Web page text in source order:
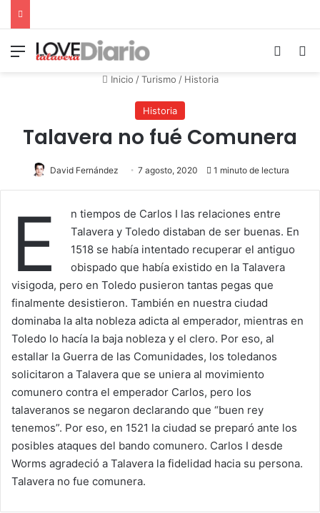
Menú
Inicio / Turismo / Historia
Historia
Talavera no fué Comunera
David Fernández 7 agosto, 2020 1 minuto de lectura
E
n tiempos de Carlos I las relaciones entre
Talavera y Toledo distaban de ser buenas. En
1518 se había intentado recuperar el antiguo
obispado que había existido en la Talavera
visigoda, pero en Toledo pusieron tantas pegas que
finalmente desistieron. También en nuestra ciudad
dominaba la alta nobleza adicta al emperador, mientras en
Toledo lo hacía la baja nobleza y el clero. Por eso, al
estallar la Guerra de las Comunidades, los toledanos
solicitaron a Talavera que se uniera al movimiento
comunero contra el emperador Carlos, pero los
talaveranos se negaron declarando que “buen rey
tenemos”. Por eso, en 1521 la ciudad se preparó ante los
posibles ataques del bando comunero. Carlos I desde
Worms agradeció a Talavera la fidelidad hacia su persona.
Talavera no fue comunera.